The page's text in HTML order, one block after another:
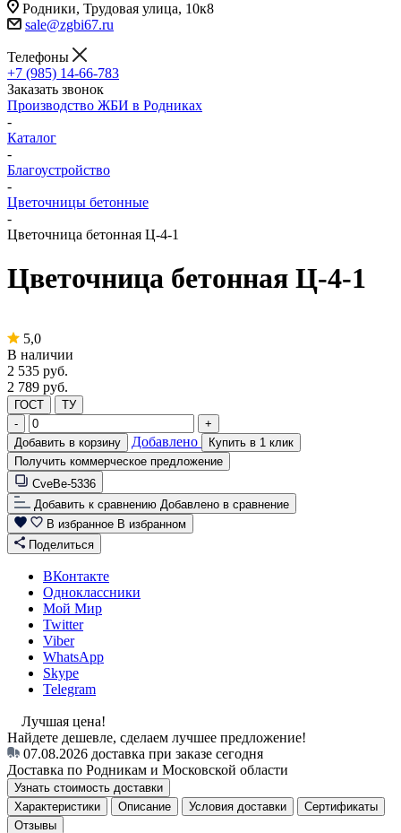
Родники, Трудовая улица, 10к8
sale@zgbi67.ru
Телефоны
+7 (985) 14-66-783
Заказать звонок
Производство ЖБИ в Родниках
-
Каталог
-
Благоустройство
-
Цветочницы бетонные
-
Цветочница бетонная Ц-4-1
Цветочница бетонная Ц-4-1
5,0
В наличии
2 535 руб.
2 789 руб.
ГОСТ
ТУ
-
+
Добавить в корзину
Добавлено
Купить в 1 клик
Получить коммерческое предложение
CveBe-5336
Добавить к сравнению Добавлено в сравнение
В избранное В избранном
Поделиться
ВКонтакте
Одноклассники
Мой Мир
Twitter
Viber
WhatsApp
Skype
Telegram
Лучшая цена!
Найдете дешевле, сделаем лучшее предложение!
07.08.2026 доставка при заказе сегодня
Доставка по Родникам и Московской области
Узнать стоимость доставки
Характеристики
Описание Условия доставки
Сертификаты
Отзывы